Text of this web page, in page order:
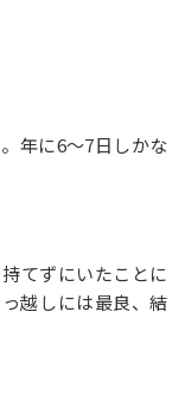
年に6〜7日しかな
てずにいたことに
越しには最良、結